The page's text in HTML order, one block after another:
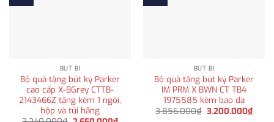
BÚT BI
Bộ quà tặng bút ký Parker
cao cấp X-BGrey CTTB-
2143466Z tặng kèm 1 ngòi,
hộp và túi hãng
BÚT BI
Bộ quà tặng bút ký Parker
IM PRM X BWN CT TB4
1975585 kèm bao da
3.856.000₫ Giá
3.200.000₫Giá